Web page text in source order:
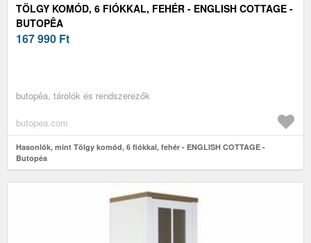
TÖLGY KOMÓD, 6 FIÓKKAL, FEHÉR - ENGLISH COTTAGE -
BUTOPÊA
167 990 Ft
butopêa, tárolók és rendszerezők
butopea.com
Hasonlók, mint Tölgy komód, 6 fiókkal, fehér - ENGLISH COTTAGE -
Butopêa